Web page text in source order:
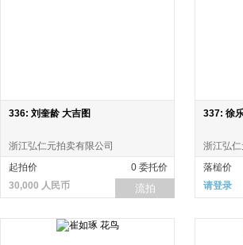
336: 刘奎龄 大吉图
浙江弘仁元拍卖有限公司
起拍价
0 委托价
30,000 人民币
流拍
337: 徐
浙江弘仁
落槌价
请登录